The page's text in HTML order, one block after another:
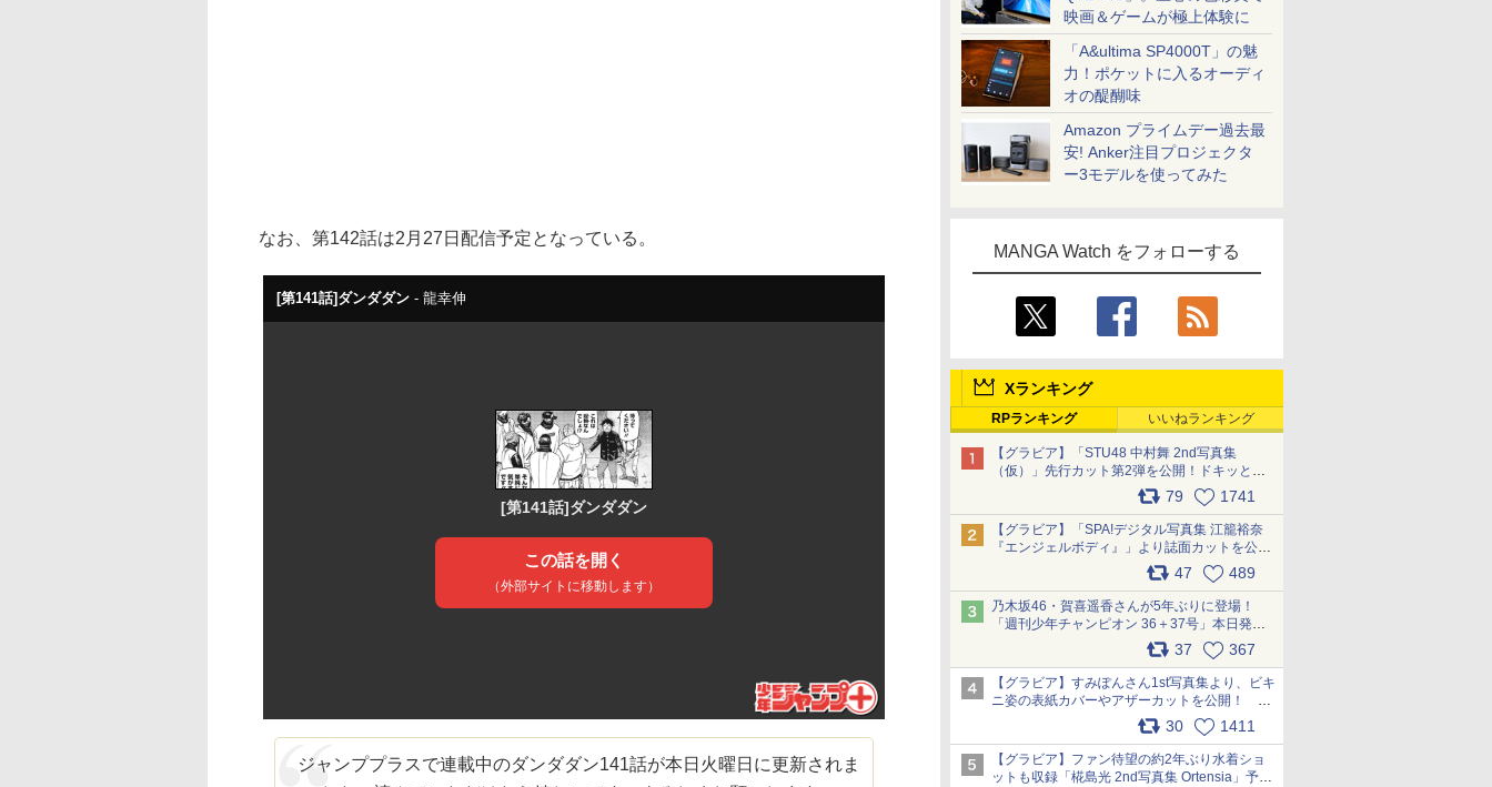
映画＆ゲームが極上体験に
「A&ultima SP4000T」の魅
力！ポケットに入るオーディ
オの醍醐味
Amazon プライムデー過去最
安! Anker注目プロジェクタ
ー3モデルを使ってみた
MANGA Watch をフォローする
Xランキング
RPランキング いいねランキング
【グラビア】「STU48 中村舞 2nd写真集
（仮）」先行カット第2弾を公開！ドキッとす
るランジェリーカットなど新たな挑戦
79 1741
【グラビア】「SPA!デジタル写真集 江籠裕奈
『エンジェルボディ』」より誌面カットを公
開！ pic.x.com/Yl52UEMoko 47 489
乃木坂46・賀喜遥香さんが5年ぶりに登場！
「週刊少年チャンピオン 36＋37号」本日発
売 pic.x.com/2Mo85ZlRvK
37 367
【グラビア】すみぽんさん1st写真集より、ビキ
ニ姿の表紙カバーやアザーカットを公開！ タ
イトルは「offcourt（オフコート）」に決定
30 1411
【グラビア】ファン待望の約2年ぶり水着ショ
ットも収録「椛島光 2nd写真集 Ortensia」予約
なお、第142話は2月27日配信予定となっている。
ジャンププラスで連載中のダンダダン141話が本日火曜日に更新されま